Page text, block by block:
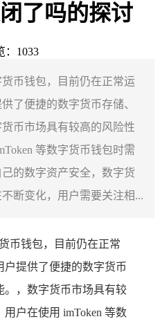
了吗的探讨
：1033
货币钱包，目前仍在正常运
了便捷的数字货币存储、
币市场具有较高的风险性
等数字货币钱包时需
的数字资产安全，数字货
断变化，用户需要关注相...
币钱包，目前仍在正常
提供了便捷的数字货币
。，数字货币市场具有较
户在使用 imToken 等数